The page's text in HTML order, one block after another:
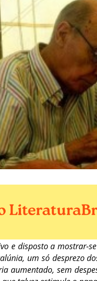
e disposto a mostrar-
um só desprezo
aumentado, sem